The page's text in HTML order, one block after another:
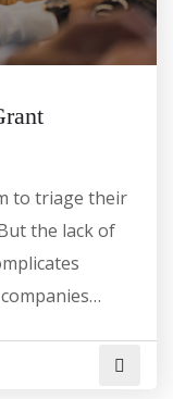
to triage their
the lack of